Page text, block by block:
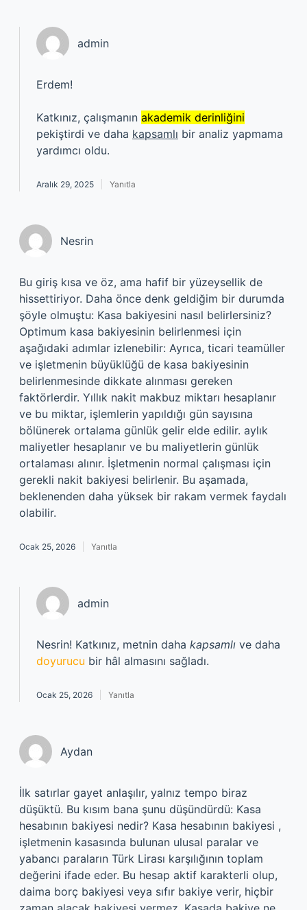
admin
Erdem!
Katkınız, çalışmanın akademik derinliğini
pekiştirdi ve daha kapsamlı bir analiz yapmama
yardımcı oldu.
Aralık 29, 2025 Yanıtla
Nesrin
Bu giriş kısa ve öz, ama hafif bir yüzeysellik de
hissettiriyor. Daha önce denk geldiğim bir durumda
şöyle olmuştu: Kasa bakiyesini nasıl belirlersiniz?
Optimum kasa bakiyesinin belirlenmesi için
aşağıdaki adımlar izlenebilir: Ayrıca, ticari teamüller
ve işletmenin büyüklüğü de kasa bakiyesinin
belirlenmesinde dikkate alınması gereken
faktörlerdir. Yıllık nakit makbuz miktarı hesaplanır
ve bu miktar, işlemlerin yapıldığı gün sayısına
bölünerek ortalama günlük gelir elde edilir. aylık
maliyetler hesaplanır ve bu maliyetlerin günlük
ortalaması alınır. İşletmenin normal çalışması için
gerekli nakit bakiyesi belirlenir. Bu aşamada,
beklenenden daha yüksek bir rakam vermek faydalı
olabilir.
Ocak 25, 2026 Yanıtla
admin
Nesrin! Katkınız, metnin daha kapsamlı ve daha
doyurucu bir hâl almasını sağladı.
Ocak 25, 2026 Yanıtla
Aydan
İlk satırlar gayet anlaşılır, yalnız tempo biraz
düşüktü. Bu kısım bana şunu düşündürdü: Kasa
hesabının bakiyesi nedir? Kasa hesabının bakiyesi ,
işletmenin kasasında bulunan ulusal paralar ve
yabancı paraların Türk Lirası karşılığının toplam
değerini ifade eder. Bu hesap aktif karakterli olup,
daima borç bakiyesi veya sıfır bakiye verir, hiçbir